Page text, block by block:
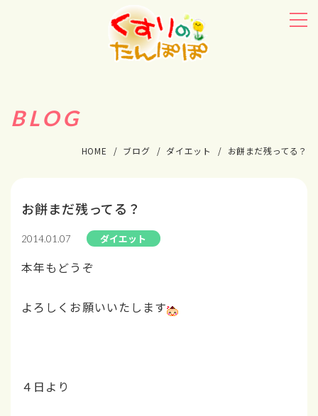
BLOG
HOME ブログ ダイエット お餅まだ残ってる？
お餅まだ残ってる？
2014.01.07 ダイエット
本年もどうぞ
よろしくお願いいたします
４日より